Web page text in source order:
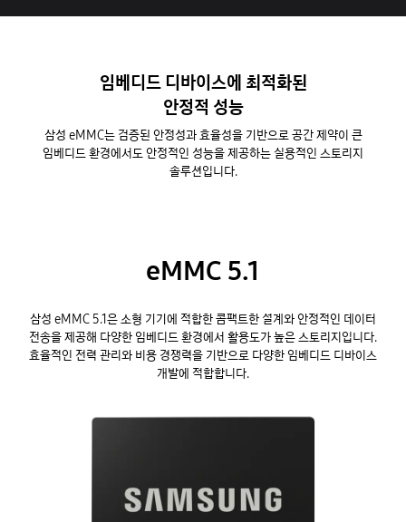
임베디드 디바이스에 최적화된
안정적 성능
삼성 eMMC는 검증된 안정성과 효율성을 기반으로 공간 제약이 큰
임베디드 환경에서도 안정적인 성능을 제공하는 실용적인 스토리지
솔루션입니다.
eMMC 5.1
삼성 eMMC 5.1은 소형 기기에 적합한 콤팩트한 설계와 안정적인 데이터
전송을 제공해 다양한 임베디드 환경에서 활용도가 높은 스토리지입니다.
효율적인 전력 관리와 비용 경쟁력을 기반으로 다양한 임베디드 디바이스
개발에 적합합니다.